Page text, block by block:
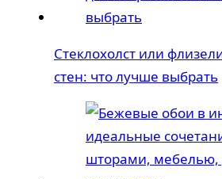
Стеклохолст или
стен: что лучше выбрать